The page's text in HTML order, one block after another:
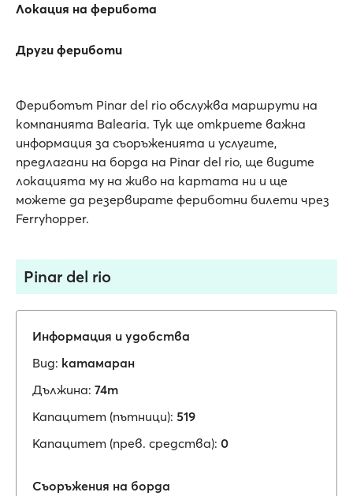
Локация на ферибота
Други фериботи
Фериботът Pinar del rio обслужва маршрути на
компанията Balearia. Тук ще откриете важна
информация за съоръженията и услугите,
предлагани на борда на Pinar del rio, ще видите
локацията му на живо на картата ни и ще
можете да резервирате фериботни билети чрез
Ferryhopper.
Pinar del rio
Информация и удобства
Вид: катамаран
Дължина: 74m
Капацитет (пътници): 519
Капацитет (прев. средства): 0
Съоръжения на борда